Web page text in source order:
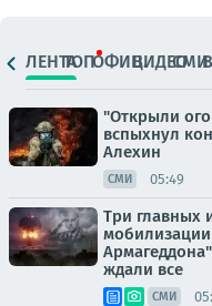
ЛЕНТАТОПОФИЦ.ВИДЕОСМИ
"Открыли
вспыхнул
Алехин
СМИ 05:49
Три главных
ждали все
СМИ